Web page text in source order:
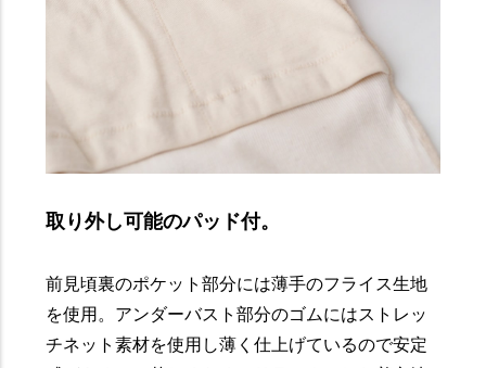
取り外し可能のパッド付。
前見頃裏のポケット部分には薄手のフライス生地
を使用。アンダーバスト部分のゴムにはストレッ
チネット素材を使用し薄く仕上げているので安定